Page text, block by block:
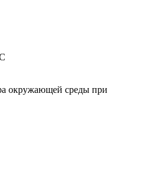
окружающей среды при